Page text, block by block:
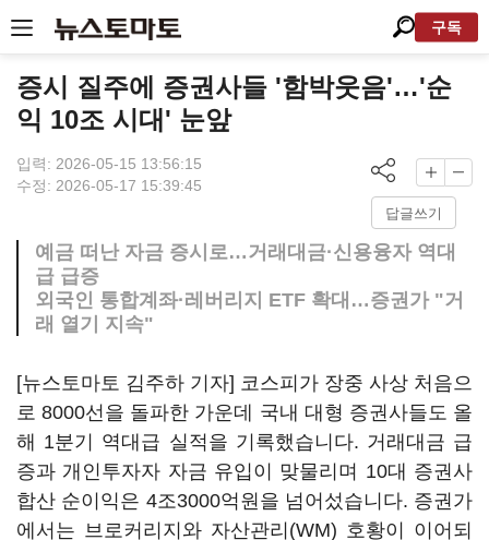
구독
증시 질주에 증권사들 '함박웃음'…'순
익 10조 시대' 눈앞
입력: 2026-05-15 13:56:15
수정: 2026-05-17 15:39:45
답글쓰기
예금 떠난 자금 증시로…거래대금·신용융자 역대
급 급증
외국인 통합계좌·레버리지 ETF 확대…증권가 "거
래 열기 지속"
[뉴스토마토 김주하 기자] 코스피가 장중 사상 처음으
로 8000선을 돌파한 가운데 국내 대형 증권사들도 올
해 1분기 역대급 실적을 기록했습니다. 거래대금 급
증과 개인투자자 자금 유입이 맞물리며 10대 증권사
합산 순이익은 4조3000억원을 넘어섰습니다. 증권가
에서는 브로커리지와 자산관리(WM) 호황이 이어되